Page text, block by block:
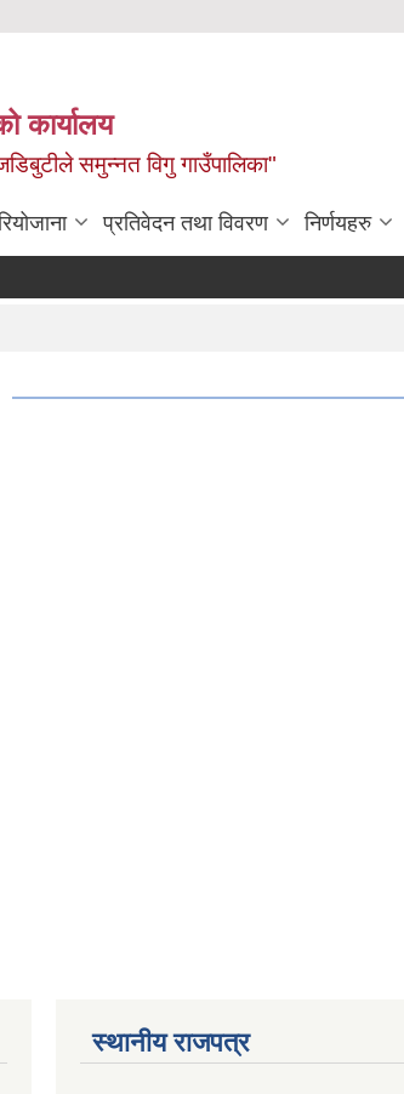
कार्यालय
समुन्नत विगु गाउँपालिका"
प्रतिवेदन तथा विवरण निर्णयहरु
स्थानीय राजपत्र